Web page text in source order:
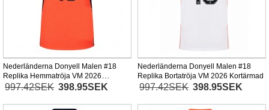
Nederländerna Donyell Malen #18
Replika Hemmatröja VM 2026
Kortärmad
997.42SEK 398.95SEK
Nederländerna Donyell Malen #18
Replika Bortatröja VM 2026 Kortärmad
997.42SEK 398.95SEK